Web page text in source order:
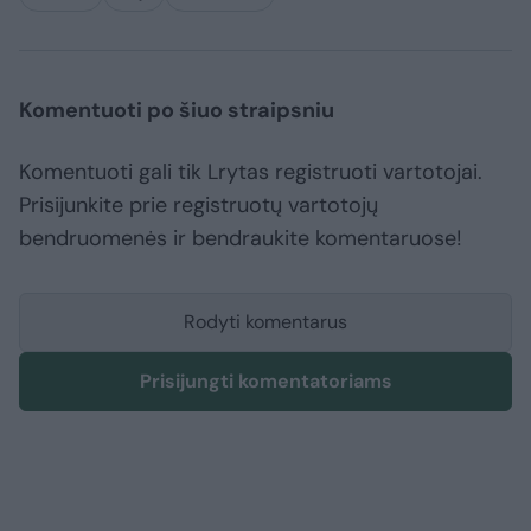
Komentuoti po šiuo straipsniu
Komentuoti gali tik Lrytas registruoti vartotojai.
Prisijunkite prie registruotų vartotojų
bendruomenės ir bendraukite komentaruose!
Rodyti komentarus
Prisijungti komentatoriams